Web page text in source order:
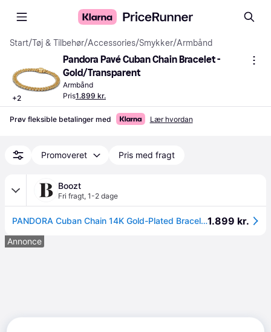
Start/Tøj & Tilbehør/Accessories/Smykker/Armbånd
+2
Pandora Pavé Cuban Chain Bracelet -
Gold/Transparent
Armbånd
Pris1.899 kr.
Prøv fleksible betalinger med Lær hvordan
Promoveret Pris med fragt
Boozt
Fri fragt, 1-2 dage
PANDORA Cuban Chain 14K Gold-Plated Bracelet With Clear Cubic Zirconia | Gold | 16 cm1.899 kr.
Annonce